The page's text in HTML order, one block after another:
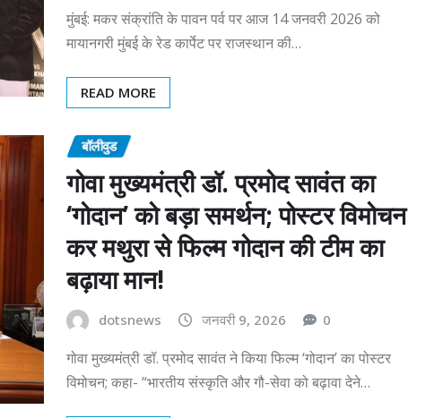
मुंबई: मकर संक्रांति के पावन पर्व पर आज 14 जनवरी 2026 को
मायानगरी मुंबई के रेड कार्पेट पर राजस्थान की…
READ MORE
बॉलीवुड
गोवा मुख्यमंत्री डॉ. प्रमोद सावंत का
‘गोदान’ को बड़ा समर्थन; पोस्टर विमोचन
कर मथुरा से फिल्म गोदान की टीम का
बढ़ाया मान!
dotsnews जनवरी 9, 2026 0
गोवा मुख्यमंत्री डॉ. प्रमोद सावंत ने किया फिल्म ‘गोदान’ का पोस्टर
विमोचन; कहा- “भारतीय संस्कृति और गौ-सेवा को बढ़ावा देने…